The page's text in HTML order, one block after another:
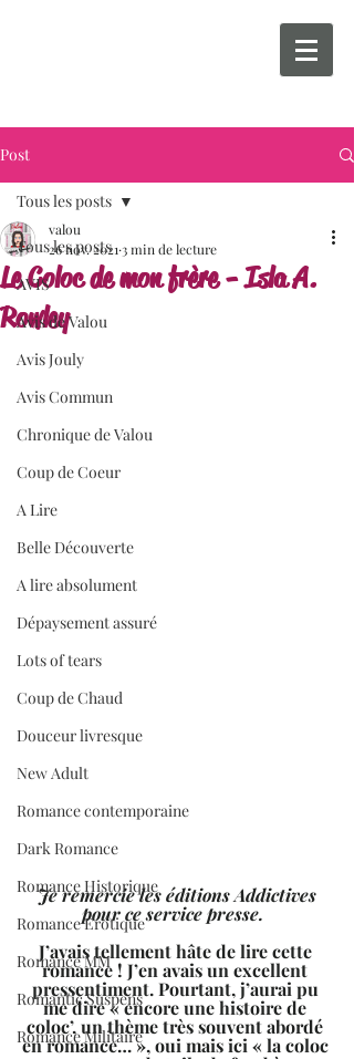
Post
Tous les posts
AVIS
Avis de Valou
Avis Jouly
Avis Commun
Chronique de Valou
Coup de Coeur
A Lire
Belle Découverte
A lire absolument
Dépaysement assuré
Lots of tears
Coup de Chaud
Douceur livresque
New Adult
Romance contemporaine
Dark Romance
Romance Historique
Romance Erotique
Romance MM
Romantic Suspens
Romance Militaire
Tous les posts
Le Coloc de mon frère - Isla A.
Rowley
valou
26 nov. 2021 3 min de lecture
Je remercie les éditions Addictives
pour ce service presse.
J’avais tellement hâte de lire cette
romance ! J’en avais un excellent
pressentiment. Pourtant, j’aurai pu
me dire « encore une histoire de
coloc’, un thème très souvent abordé
en romance… », oui mais ici « la coloc